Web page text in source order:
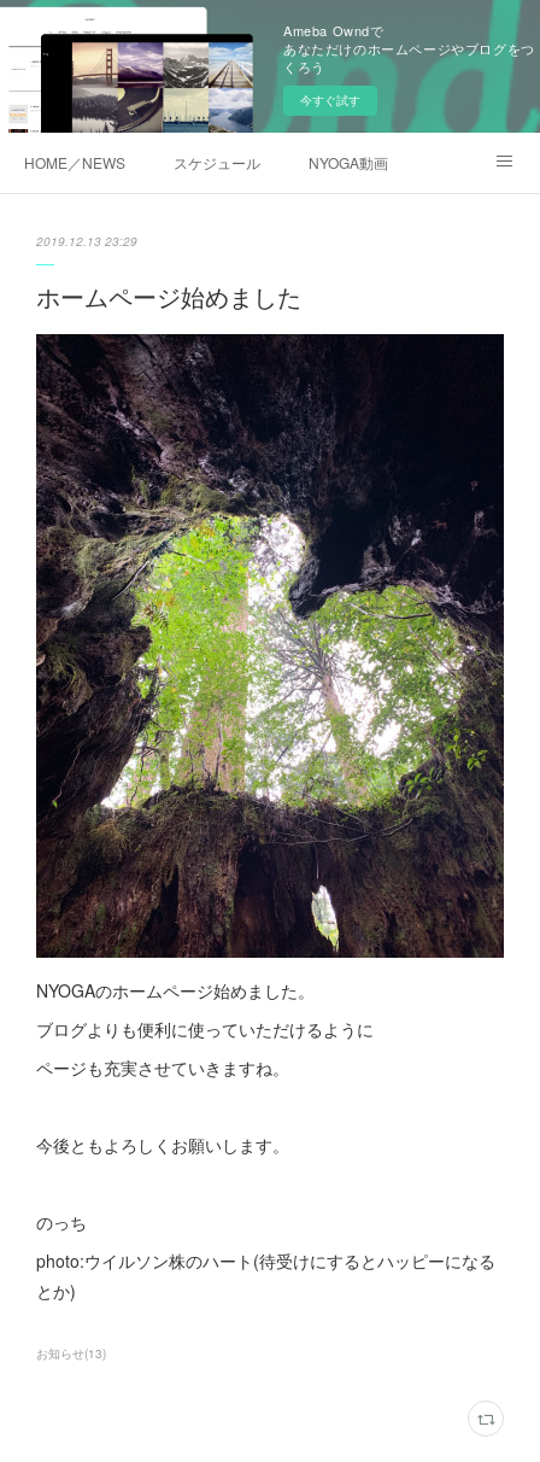
Ameba Owndで
あなただけのホームページやブログをつ
くろう
今すぐ試す
HOME／NEWS スケジュール NYOGA動画
2019.12.13 23:29
ホームページ始めました
NYOGAのホームページ始めました。
ブログよりも便利に使っていただけるように
ページも充実させていきますね。
今後ともよろしくお願いします。
のっち
photo:ウイルソン株のハート(待受けにするとハッピーになる
とか)
お知らせ(13)